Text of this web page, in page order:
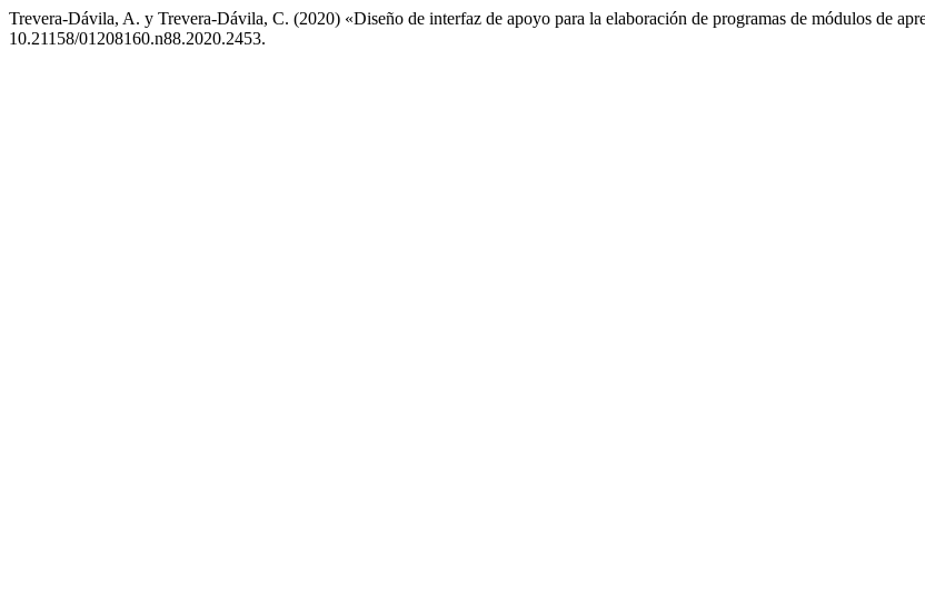
Trevera-Dávila, A. y Trevera-Dávila, C. (2020) «Diseño de interfaz de apoyo para la elaboración de programas de módulos de
10.21158/01208160.n88.2020.2453.